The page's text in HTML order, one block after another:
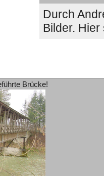
Durch
Bilder.
Brücke!